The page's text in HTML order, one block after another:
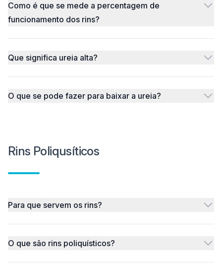
Como é que se mede a percentagem de
funcionamento dos rins?
Que significa ureia alta?
O que se pode fazer para baixar a ureia?
Rins Poliqusíticos
Para que servem os rins?
O que são rins poliquísticos?